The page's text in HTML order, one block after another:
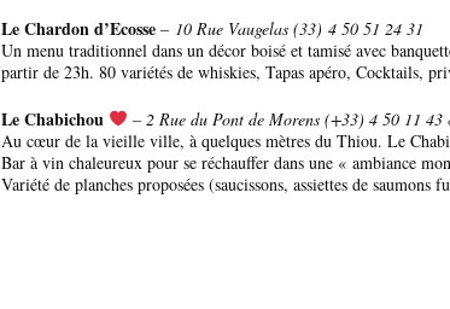
Le Chardon d’Ecosse – 10 Rue Vaugelas (33) 4 50 51 24 31
Un menu traditionnel dans un décor boisé et tamisé avec
partir de 23h. 80 variétés de whiskies, Tapas apéro, Cocktails,
Le Chabichou – 2 Rue du Pont de Morens (+33) 4 50 11 43
Au cœur de la vieille ville, à quelques mètres du Thiou. Le
Bar à vin chaleureux pour se réchauffer dans une « ambiance
Variété de planches proposées (saucissons, assiettes de saumons